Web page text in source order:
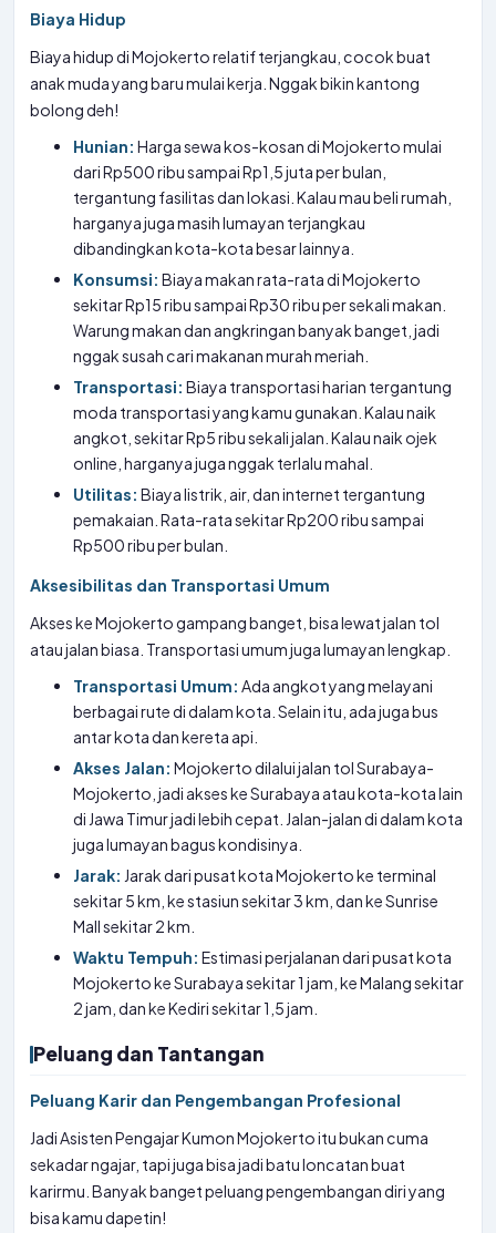
Biaya Hidup
Biaya hidup di Mojokerto relatif terjangkau, cocok buat
anak muda yang baru mulai kerja. Nggak bikin kantong
bolong deh!
Hunian: Harga sewa kos-kosan di Mojokerto mulai
dari Rp500 ribu sampai Rp1,5 juta per bulan,
tergantung fasilitas dan lokasi. Kalau mau beli rumah,
harganya juga masih lumayan terjangkau
dibandingkan kota-kota besar lainnya.
Konsumsi: Biaya makan rata-rata di Mojokerto
sekitar Rp15 ribu sampai Rp30 ribu per sekali makan.
Warung makan dan angkringan banyak banget, jadi
nggak susah cari makanan murah meriah.
Transportasi: Biaya transportasi harian tergantung
moda transportasi yang kamu gunakan. Kalau naik
angkot, sekitar Rp5 ribu sekali jalan. Kalau naik ojek
online, harganya juga nggak terlalu mahal.
Utilitas: Biaya listrik, air, dan internet tergantung
pemakaian. Rata-rata sekitar Rp200 ribu sampai
Rp500 ribu per bulan.
Aksesibilitas dan Transportasi Umum
Akses ke Mojokerto gampang banget, bisa lewat jalan tol
atau jalan biasa. Transportasi umum juga lumayan lengkap.
Transportasi Umum: Ada angkot yang melayani
berbagai rute di dalam kota. Selain itu, ada juga bus
antar kota dan kereta api.
Akses Jalan: Mojokerto dilalui jalan tol Surabaya-
Mojokerto, jadi akses ke Surabaya atau kota-kota lain
di Jawa Timur jadi lebih cepat. Jalan-jalan di dalam kota
juga lumayan bagus kondisinya.
Jarak: Jarak dari pusat kota Mojokerto ke terminal
sekitar 5 km, ke stasiun sekitar 3 km, dan ke Sunrise
Mall sekitar 2 km.
Waktu Tempuh: Estimasi perjalanan dari pusat kota
Mojokerto ke Surabaya sekitar 1 jam, ke Malang sekitar
2 jam, dan ke Kediri sekitar 1,5 jam.
Peluang dan Tantangan
Peluang Karir dan Pengembangan Profesional
Jadi Asisten Pengajar Kumon Mojokerto itu bukan cuma
sekadar ngajar, tapi juga bisa jadi batu loncatan buat
karirmu. Banyak banget peluang pengembangan diri yang
bisa kamu dapetin!